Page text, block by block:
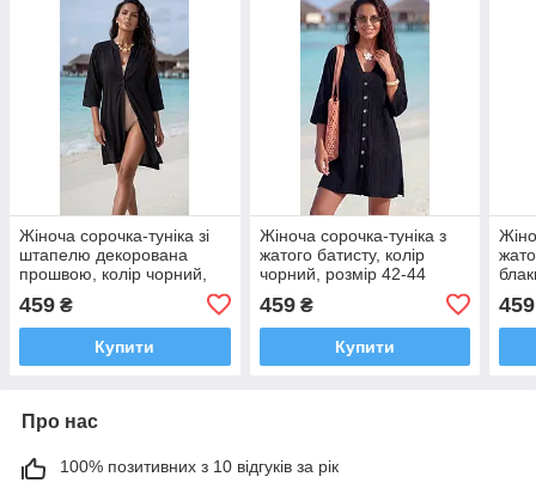
Жіноча сорочка-туніка зі
штапелю декорована
прошвою, колір чорний,
459 ₴
Купити
Жіноча сорочка-туніка з
жатого батисту, колір
чорний, розмір 42-44
459₴
Купити
459
Про нас
100% позитивних з 10 відгуків за рік